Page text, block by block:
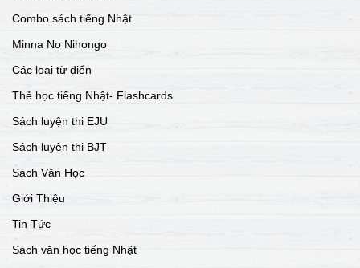
Combo sách tiếng Nhật
Minna No Nihongo
Các loại từ điển
Thẻ học tiếng Nhật- Flashcards
Sách luyện thi EJU
Sách luyện thi BJT
Sách Văn Học
Giới Thiệu
Tin Tức
Sách văn học tiếng Nhật